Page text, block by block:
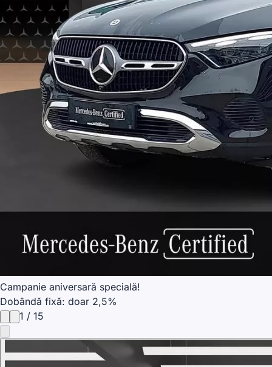
Campanie aniversară specială!
Dobândă fixă: doar 2,5%
1 / 15